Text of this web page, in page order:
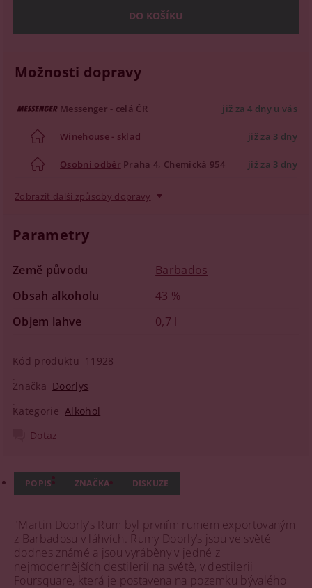
Možnosti dopravy
Messenger - celá ČR již za 4 dny u vás
Winehouse - sklad již za 3 dny
Osobní odběr Praha 4, Chemická 954 již za 3 dny
Zobrazit další způsoby dopravy
Parametry
Země původu
Barbados
Obsah alkoholu
43 %
Objem lahve
0,7 l
Kód produktu
11928
Značka Doorlys
Kategorie Alkohol
Dotaz
POPIS ZNAČKA DISKUZE
"Martin Doorly‘s Rum byl prvním rumem exportovaným
z Barbadosu v láhvích. Rumy Doorly‘s jsou ve světě
dodnes známé a jsou vyráběny v jedné z
nejmodernějších destilerií na světě, v destilerii
Foursquare, která je postavena na pozemku bývalého